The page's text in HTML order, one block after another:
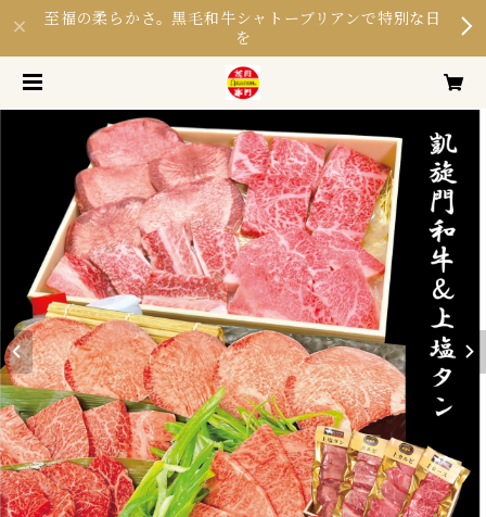
至福の柔らかさ。黒毛和牛シャトーブリアンで特別な日
を